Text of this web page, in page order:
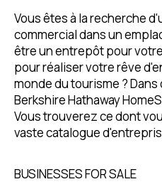
Vous êtes à la recherche
commercial dans un
être un entrepôt pour
pour réaliser votre rêve
monde du tourisme ?
Berkshire Hathaway
Vous trouverez ce dont
vaste catalogue
BUSINESSES FOR SALE